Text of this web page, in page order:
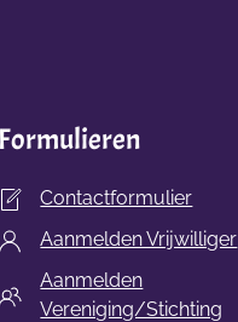
Formulieren
Contactformulier
Aanmelden Vrijwilliger
Aanmelden
Vereniging/Stichting